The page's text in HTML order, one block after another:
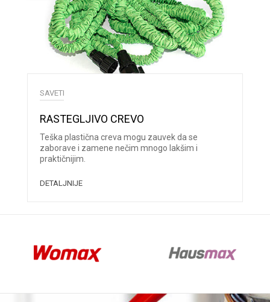
SAVETI
RASTEGLJIVO CREVO
Teška plastična creva mogu zauvek da se
zaborave i zamene nečim mnogo lakšim i
praktičnijim.
DETALJNIJE